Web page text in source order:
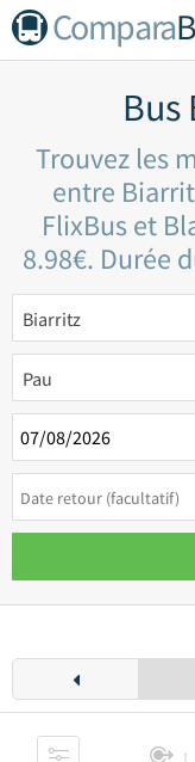
Compara
Trouvez les
entre
FlixBus et
8.98€. Durée
Biarritz
Pau